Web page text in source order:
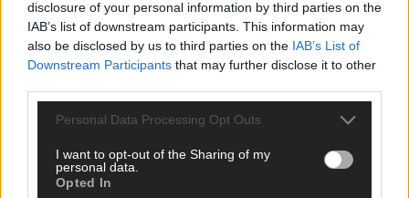
disclosure of your personal information by third parties on the
IAB’s list of downstream participants. This information may
also be disclosed by us to third parties on the IAB’s List of
Downstream Participants that may further disclose it to other
Personal Data Processing Opt Outs
I want to opt-out of the Sharing of my
personal data.
Opted In
SCHNELL ZUM RESSORT
Nachrichten
Wirtschaft
Ratgeber
Kommentar